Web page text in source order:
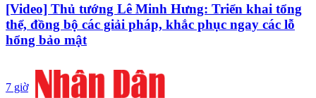
[Video] Thủ tướng Lê Minh Hưng: Triển khai tổng
thể, đồng bộ các giải pháp, khắc phục ngay các lỗ
hổng bảo mật
7 giờ